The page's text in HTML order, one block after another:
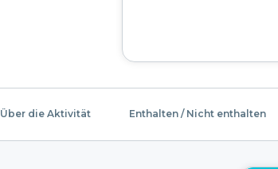
Über die Aktivität Enthalten / Nicht enthalten